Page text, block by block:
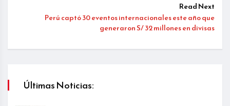
Read Next
Perú captó 30 eventos internacionales este año que
generaron S/ 32 millones en divisas
Últimas Noticias: